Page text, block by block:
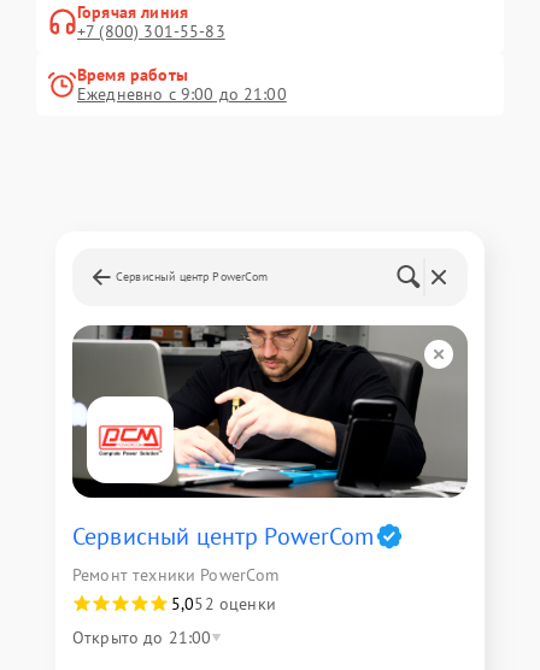
Горячая линия
+7 (800) 301-55-83
Время работы
Ежедневно с 9:00 до 21:00
Сервисный центр PowerCom
Сервисный центр PowerCom
Ремонт техники PowerCom
5,052 оценки
Открыто до 21:00